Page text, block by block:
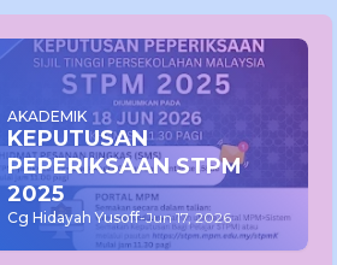
AKADEMIK
KEPUTUSAN
PEPERIKSAAN STPM
2025
Cg Hidayah Yusoff-Jun 17, 2026